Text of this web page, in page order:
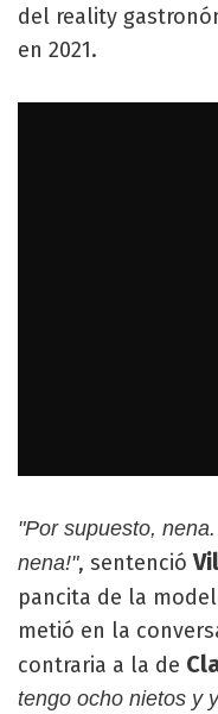
del reality
en 2021.
"Por supuesto,
nena!", sentenció
pancita de la
metió en la
contraria a la de
tengo ocho nietos y